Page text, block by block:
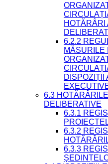
HOTĂRÂRI
6.2.2
MĂSURILE
DISPOZIȚII
6.3
DELIBERATIVE
6.3.1
6.3.2
6.3.3